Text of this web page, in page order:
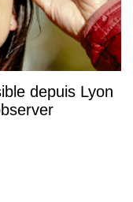
depuis Lyon